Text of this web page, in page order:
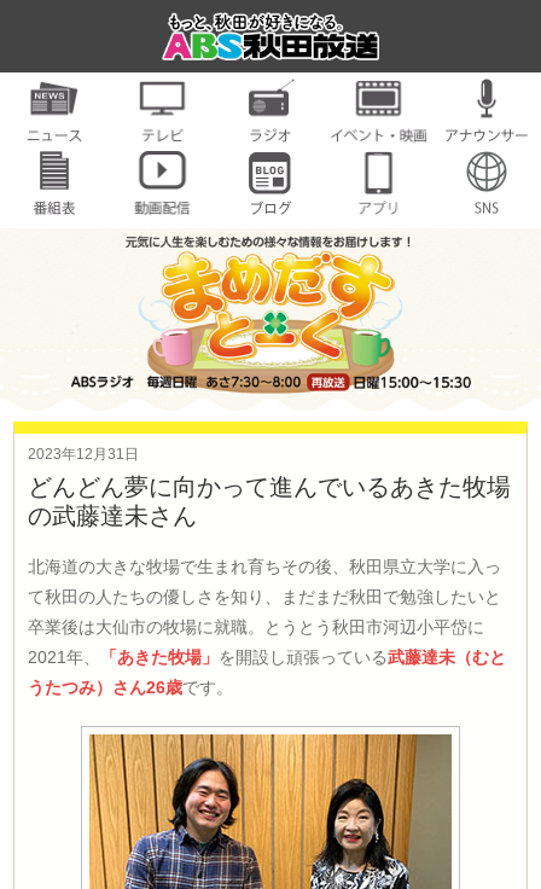
2023年12月31日
どんどん夢に向かって進んでいるあきた牧場
の武藤達未さん
北海道の大きな牧場で生まれ育ちその後、秋田県立大学に入っ
て秋田の人たちの優しさを知り、まだまだ秋田で勉強したいと
卒業後は大仙市の牧場に就職。とうとう秋田市河辺小平岱に
2021年、
「あきた牧場」 を開設し頑張っている武藤達未（むと
うたつみ）さん26歳です。